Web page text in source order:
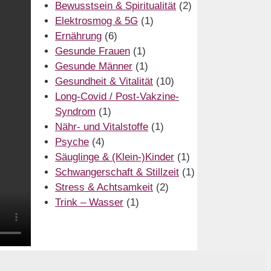
Bewusstsein & Spiritualität (2)
Elektrosmog & 5G (1)
Ernährung (6)
Gesunde Frauen (1)
Gesunde Männer (1)
Gesundheit & Vitalität (10)
Long-Covid / Post-Vakzine-
Syndrom (1)
Nähr- und Vitalstoffe (1)
Psyche (4)
Säuglinge & (Klein-)Kinder (1)
Schwangerschaft & Stillzeit (1)
Stress & Achtsamkeit (2)
Trink – Wasser (1)